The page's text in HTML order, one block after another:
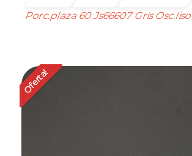
Porc.plaza 60 Js66607 Gris Osc.liso
Oferta!